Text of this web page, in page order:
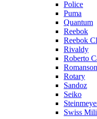
Police
Puma
Quantum
Reebok
Reebok
Rivaldy
Roberto
Romanson
Rotary
Sandoz
Seiko
Swiss